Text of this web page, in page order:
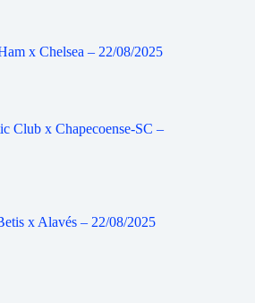
x Chelsea – 22/08/2025
Club x Chapecoense-SC –
x Alavés – 22/08/2025